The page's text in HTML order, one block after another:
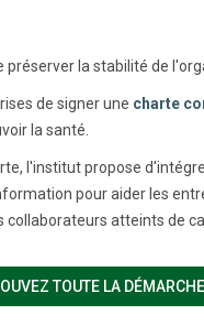
la stabilité de
de signer une charte
la santé.
l'institut propose
pour aider les
collaborateurs atteints de
TOUTE LA